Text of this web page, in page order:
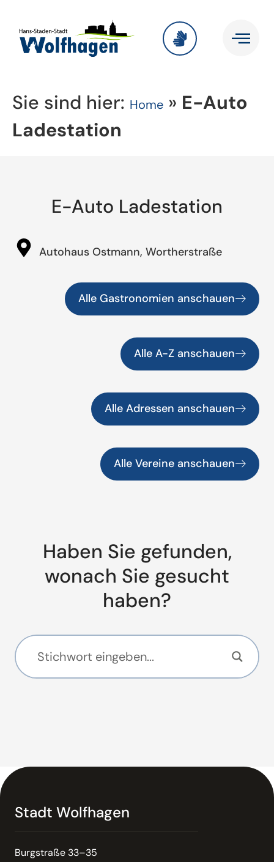
Sie sind hier: Home » E-Auto
Ladestation
E-Auto Ladestation
Autohaus Ostmann, Wortherstraße
Alle Gastronomien anschauen
Alle A-Z anschauen
Alle Adressen anschauen
Alle Vereine anschauen
Haben Sie gefunden,
wonach Sie gesucht
haben?
Stadt Wolfhagen
Burgstraße 33–35